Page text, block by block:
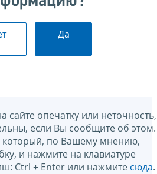
Да
сайте опечатку или неточность,
если Вы сообщите об этом.
который, по Вашему мнению,
и нажмите на клавиатуре
Ctrl + Enter или нажмите сюда.